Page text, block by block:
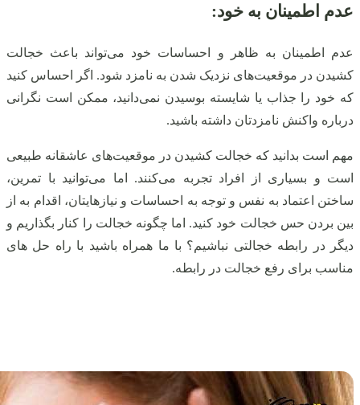
عدم اطمینان به خود:
عدم اطمینان به ظاهر و احساسات خود می‌تواند باعث خجالت
کشیدن در موقعیت‌های نزدیک شدن به نامزد شود. اگر احساس کنید
که خود را جذاب یا شایسته بوسیدن نمی‌دانید، ممکن است نگرانی
درباره واکنش نامزدتان داشته باشید.
مهم است بدانید که خجالت کشیدن در موقعیت‌های عاشقانه طبیعی
است و بسیاری از افراد تجربه می‌کنند. اما می‌توانید با تمرین،
ساختن اعتماد به نفس و توجه به احساسات و نیازهایتان، اقدام به از
بین بردن حس خجالت خود کنید. اما چگونه خجالت را کنار بگذاریم و
دیگر در رابطه خجالتی نباشیم؟ با ما همراه باشید با راه حل های
مناسب برای رفع خجالت در رابطه.